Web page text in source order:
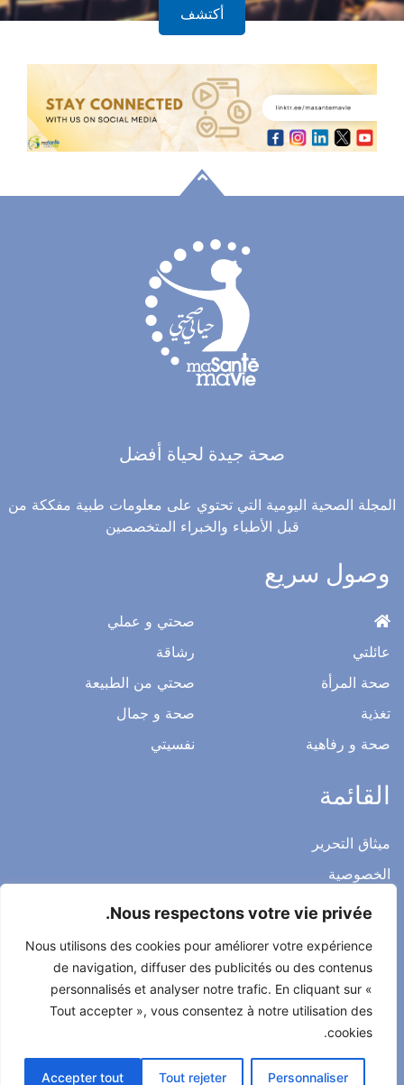
Nous respectons votre vie privée.
Nous utilisons des cookies pour améliorer votre expérience
de navigation, diffuser des publicités ou des contenus
personnalisés et analyser notre trafic. En cliquant sur «
Tout accepter », vous consentez à notre utilisation des
cookies.
Personnaliser
Tout rejeter
Accepter tout
أكتشف
صحة جيدة لحياة أفضل
المجلة الصحية اليومية التي تحتوي على معلومات طبية مفككة من
قبل الأطباء والخبراء المتخصصين
وصول سريع
عائلتي
صحة المرأة
تغذية
صحة و رفاهية
صحتي و عملي
رشاقة
صحتي من الطبيعة
صحة و جمال
نفسيتي
القائمة
ميثاق التحرير
الخصوصية
الاشعار القانوني
اتصل بنا
جميع الحقوق محفوظة لصحتي حياتي 2022